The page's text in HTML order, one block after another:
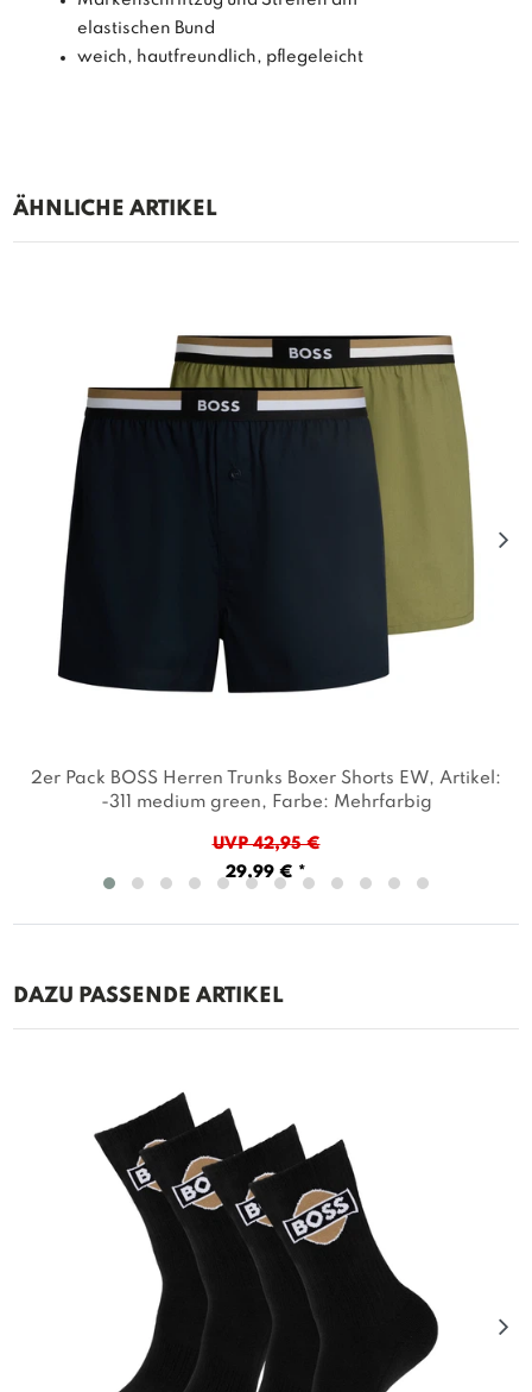
elastischen Bund
weich, hautfreundlich, pflegeleicht
ÄHNLICHE ARTIKEL
2er Pack BOSS Herren Trunks Boxer Shorts EW, Artikel:
-311 medium green, Farbe: Mehrfarbig
UVP 42,95 €
29,99 € *
DAZU PASSENDE ARTIKEL